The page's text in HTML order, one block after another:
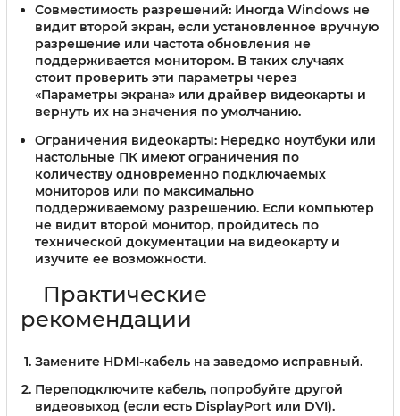
Совместимость разрешений: Иногда Windows не
видит второй экран, если установленное вручную
разрешение или частота обновления не
поддерживается монитором. В таких случаях
стоит проверить эти параметры через
«Параметры экрана» или драйвер видеокарты и
вернуть их на значения по умолчанию.
Ограничения видеокарты: Нередко ноутбуки или
настольные ПК имеют ограничения по
количеству одновременно подключаемых
мониторов или по максимально
поддерживаемому разрешению. Если компьютер
не видит второй монитор, пройдитесь по
технической документации на видеокарту и
изучите ее возможности.
Практические
рекомендации
Замените HDMI-кабель на заведомо исправный.
Переподключите кабель, попробуйте другой
видеовыход (если есть DisplayPort или DVI).